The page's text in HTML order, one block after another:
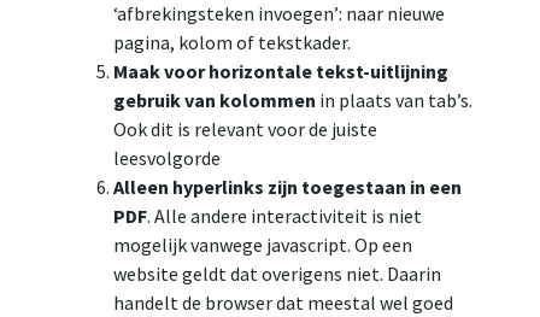
‘afbrekingsteken invoegen’: naar nieuwe
pagina, kolom of tekstkader.
Maak voor horizontale tekst-uitlijning
gebruik van kolommen in plaats van tab’s.
Ook dit is relevant voor de juiste
leesvolgorde
Alleen hyperlinks zijn toegestaan in een
PDF. Alle andere interactiviteit is niet
mogelijk vanwege javascript. Op een
website geldt dat overigens niet. Daarin
handelt de browser dat meestal wel goed